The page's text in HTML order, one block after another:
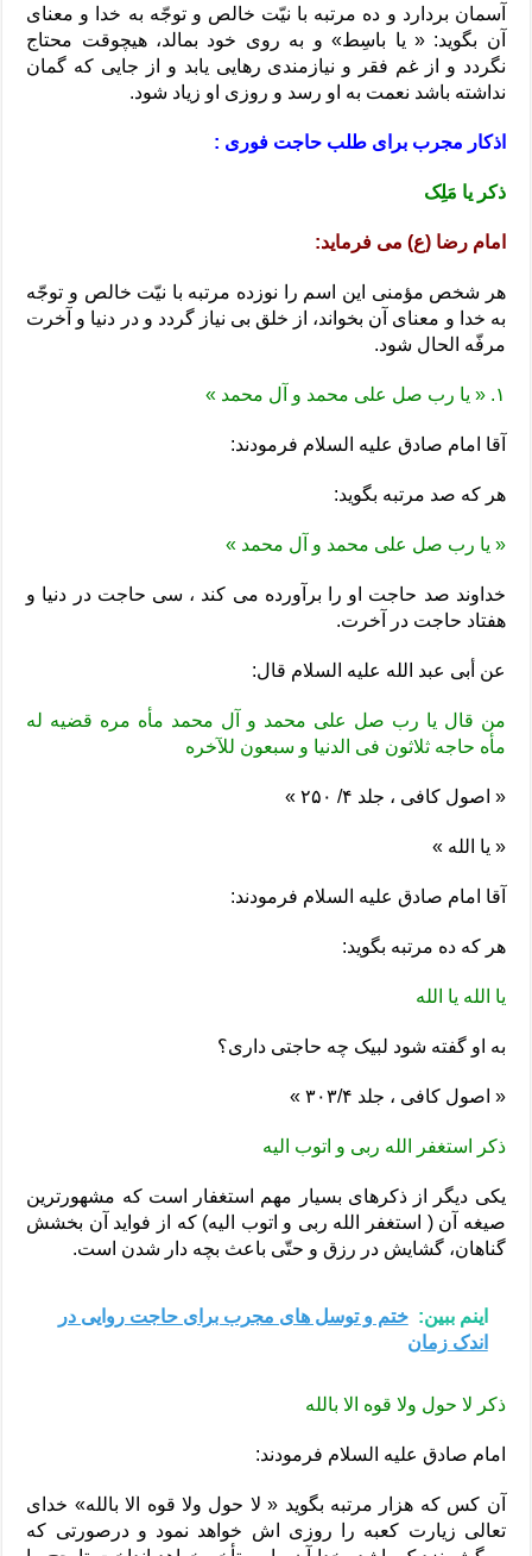
آسمان بردارد و ده ‏مرتبه با نیّت خالص و توجّه به خدا و معناى
آن بگوید: « یا باسِط» و به ‏روى خود بمالد، هیچوقت محتاج
نگردد و از غم فقر و نیازمندى رهایى یابد و از جایى که گمان
نداشته باشد نعمت به او رسد و روزى او زیاد شود.
اذکار مجرب برای طلب حاجت فوری :
ذکر یا مَلِک
امام رضا (ع) می فرماید:
هر شخص مؤمنی این اسم را نوزده مرتبه با نیّت خالص و توجّه
به خدا و معناى‏ آن بخواند، از خلق بى ‏نیاز گردد و در دنیا و آخرت
مرفّه‏ الحال شود.
۱. « یا رب صل على محمد و آل محمد »
آقا امام صادق علیه السلام فرمودند:
هر که صد مرتبه بگوید:
« یا رب صل على محمد و آل محمد »
خداوند صد حاجت او را برآورده مى کند ، سى حاجت در دنیا و
هفتاد حاجت در آخرت.
عن أبى عبد الله علیه السلام قال:
من قال یا رب صل على محمد و آل محمد مأه مره قضیه له
مأه حاجه ثلاثون فى الدنیا و سبعون للآخره
« اصول کافى ، جلد ۴/ ۲۵۰ »
« یا الله »
آقا امام صادق علیه السلام فرمودند:
هر که ده مرتبه بگوید:
یا الله یا الله
به او گفته شود لبیک چه حاجتى دارى؟
« اصول کافى ، جلد ۳۰۳/۴ »
ذکر استغفر الله ربی و اتوب الیه
یکی دیگر از ذکرهای بسیار مهم استغفار است که مشهورترین
صیغه آن ( استغفر الله ربی و اتوب الیه) که از فواید آن بخشش
گناهان، گشایش در رزق و حتّی باعث بچه دار شدن است.
اینم ببین: ختم و توسل های مجرب برای حاجت روایی در
اندک زمان
ذکر لا حول ولا قوه الا بالله
امام صادق علیه السلام فرمودند:
آن کس که هزار مرتبه بگوید « لا حول ولا قوه الا بالله» خدای
تعالی زیارت کعبه را روزی اش خواهد نمود و درصورتی که